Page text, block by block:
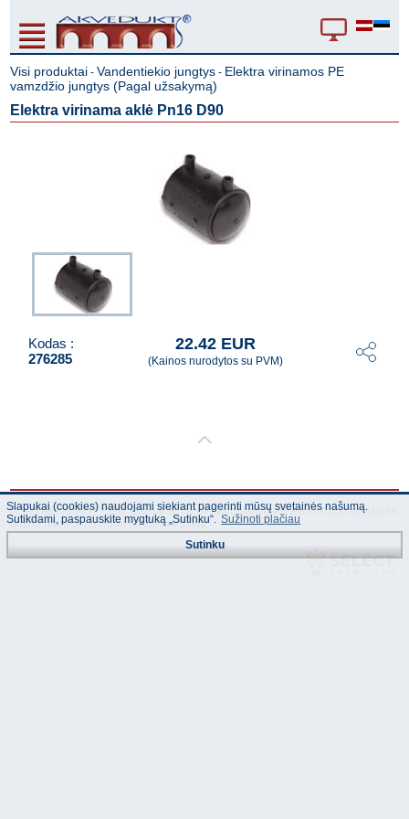
Visi produktai -Vandentiekio jungtys - Elektra virinamos PE
vamzdžio jungtys (Pagal užsakymą)
Elektra virinama aklė Pn16 D90
Kodas :
276285
22.42 EUR
(Kainos nurodytos su PVM)
© "AS Akvedukts" 2026. Dalinai ar pilnai naudojant duomenis iš šios svetainės
būtina naudoti nuorodą Į "AS Akvedukts"!
Slapukai (cookies) naudojami siekiant pagerinti mūsų svetainės našumą.
Sutikdami, paspauskite mygtuką „Sutinku“. Sužinoti plačiau
Sutinku